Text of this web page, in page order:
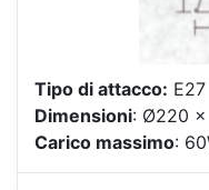
Tipo di attacco: E27
Dimensioni: Ø220 x
Carico massimo: